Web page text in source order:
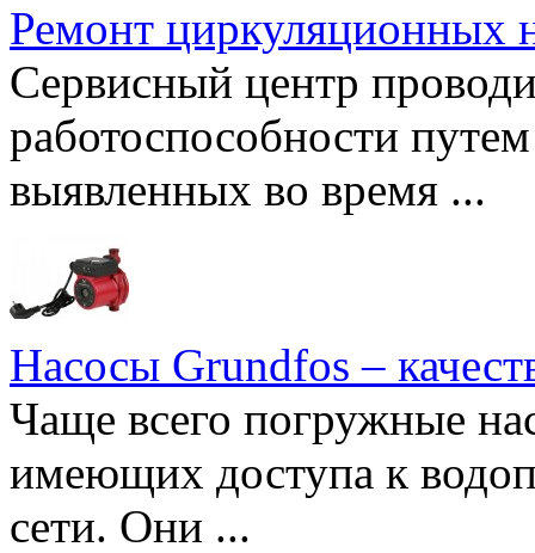
Ремонт циркуляционных
Сервисный центр
работоспособности
выявленных во время ...
Насосы Grundfos –
Чаще всего погружные
имеющих доступа к
сети. Они ...